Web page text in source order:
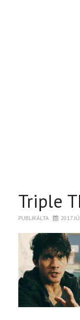
Triple
PUBLIKÁLTA 2017.